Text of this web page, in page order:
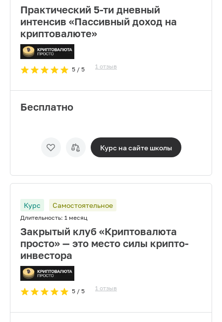
Практический 5-ти дневный
интенсив «Пассивный доход на
криптовалюте»
5/ 5 1 отзыв
Бесплатно
Курс на сайте школы
Курс Самостоятельное
Длительность: 1 месяц
Закрытый клуб «Криптовалюта
просто» — это место силы крипто-
инвестора
5/ 5 1 отзыв